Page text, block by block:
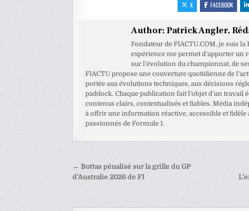
X FACEBOOK
Author: Patrick Angler,
Fondateur de F1ACTU.COM, je suis
expérience me permet d’apporter un
sur l’évolution du championnat, de
F1ACTU propose une couverture quotidienne de
portée aux évolutions techniques, aux décisions
paddock. Chaque publication fait l’objet d’un
contenus clairs, contextualisés et fiables. Média
à offrir une information réactive, accessible et fidèle
passionnés de Formule 1.
Navigation
de
← Bottas pénalisé sur la grille du GP
d’Australie 2026 de F1